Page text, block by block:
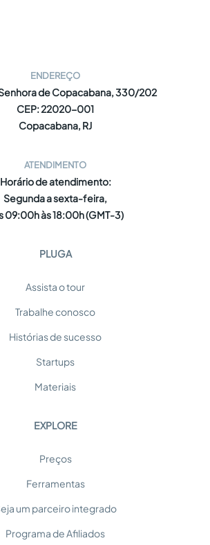
ENDEREÇO
de Copacabana, 330/202
CEP: 22020-001
Copacabana, RJ
ATENDIMENTO
Horário de atendimento:
Segunda a sexta-feira,
09:00h às 18:00h (GMT-3)
PLUGA
Assista o tour
Trabalhe conosco
Histórias de sucesso
Startups
Materiais
EXPLORE
Preços
Ferramentas
um parceiro integrado
Programa de Afiliados